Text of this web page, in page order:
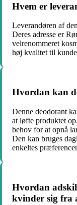
Hvem er
Leverandøren af
Deres adresse er
velrenommeret
høj kvalitet til
Hvordan kan
Denne deodorant
at løfte produktet
behov for at opnå
Den kan bruges
enkeltes
Hvordan
kvinder sig fra